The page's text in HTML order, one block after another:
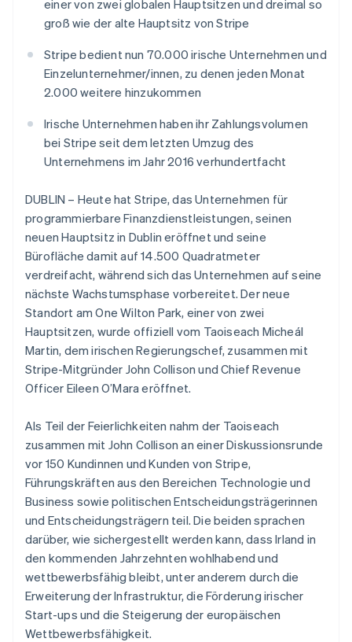
Betrugsprävention
Atlas
Climate
CO₂-Entnahme
Online-Identitätsprüfung
Stripe-Sessions 2026
Erfahren Sie, wie Stripe Lösungen für
Jetzt ansehen
Ecosystem
Stripe App-Marktplatz
einer von zwei globalen Hauptsitzen und dreimal so
groß wie der alte Hauptsitz von Stripe
Stripe bedient nun 70.000 irische Unternehmen und
Einzelunternehmer/innen, zu denen jeden Monat
2.000 weitere hinzukommen
Irische Unternehmen haben ihr Zahlungsvolumen
bei Stripe seit dem letzten Umzug des
Unternehmens im Jahr 2016 verhundertfacht
DUBLIN – Heute hat Stripe, das Unternehmen für
programmierbare Finanzdienstleistungen, seinen
neuen Hauptsitz in Dublin eröffnet und seine
Bürofläche damit auf 14.500 Quadratmeter
verdreifacht, während sich das Unternehmen auf seine
nächste Wachstumsphase vorbereitet. Der neue
Standort am One Wilton Park, einer von zwei
Hauptsitzen, wurde offiziell vom Taoiseach Micheál
Martin, dem irischen Regierungschef, zusammen mit
Stripe-Mitgründer John Collison und Chief Revenue
Officer Eileen O’Mara eröffnet.
Als Teil der Feierlichkeiten nahm der Taoiseach
zusammen mit John Collison an einer Diskussionsrunde
vor 150 Kundinnen und Kunden von Stripe,
Führungskräften aus den Bereichen Technologie und
Business sowie politischen Entscheidungsträgerinnen
und Entscheidungsträgern teil. Die beiden sprachen
darüber, wie sichergestellt werden kann, dass Irland in
den kommenden Jahrzehnten wohlhabend und
wettbewerbsfähig bleibt, unter anderem durch die
Erweiterung der Infrastruktur, die Förderung irischer
Start-ups und die Steigerung der europäischen
Wettbewerbsfähigkeit.